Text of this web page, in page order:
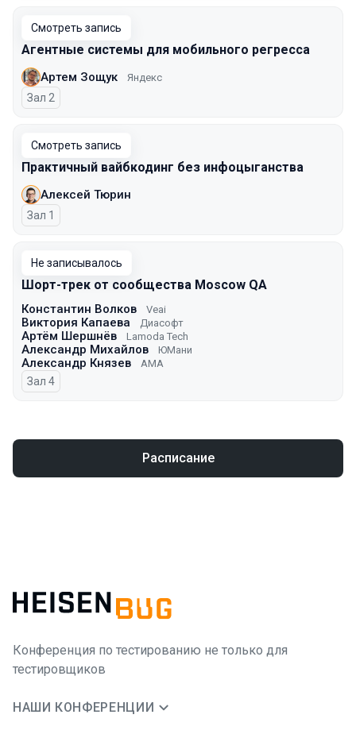
Смотреть запись
Агентные системы для мобильного регресса
Артем Зощук Яндекс
Зал 2
Смотреть запись
Практичный вайбкодинг без инфоцыганства
Алексей Тюрин
Зал 1
Не записывалось
Шорт-трек от сообщества Moscow QA
Константин Волков Veai
Виктория Капаева Диасофт
Артём Шершнёв Lamoda Tech
Александр Михайлов ЮМани
Александр Князев AMA
Зал 4
Расписание
Конференция по тестированию не только для
тестировщиков
НАШИ КОНФЕРЕНЦИИ